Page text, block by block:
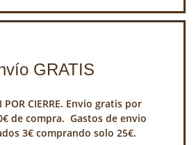
GRATIS
POR CIERRE. Envio gratis por
de compra. Gastos de envio
3€ comprando solo 25€.